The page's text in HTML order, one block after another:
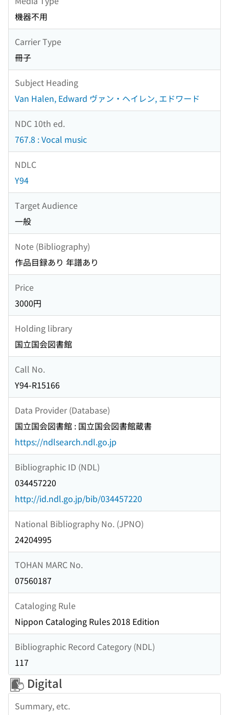
機器不用
Carrier Type
冊子
Subject Heading
Van Halen, Edward ヴァン・ヘイレン, エドワード
NDC 10th ed.
767.8 : Vocal music
NDLC
Y94
Target Audience
一般
Note (Bibliography)
作品目録あり 年譜あり
Price
3000円
Holding library
国立国会図書館
Call No.
Y94-R15166
Data Provider (Database)
国立国会図書館 : 国立国会図書館蔵書
https://ndlsearch.ndl.go.jp
Bibliographic ID (NDL)
034457220
http://id.ndl.go.jp/bib/034457220
National Bibliography No. (JPNO)
24204995
TOHAN MARC No.
07560187
Cataloging Rule
Nippon Cataloging Rules 2018 Edition
Bibliographic Record Category (NDL)
117
Digital
Summary, etc.